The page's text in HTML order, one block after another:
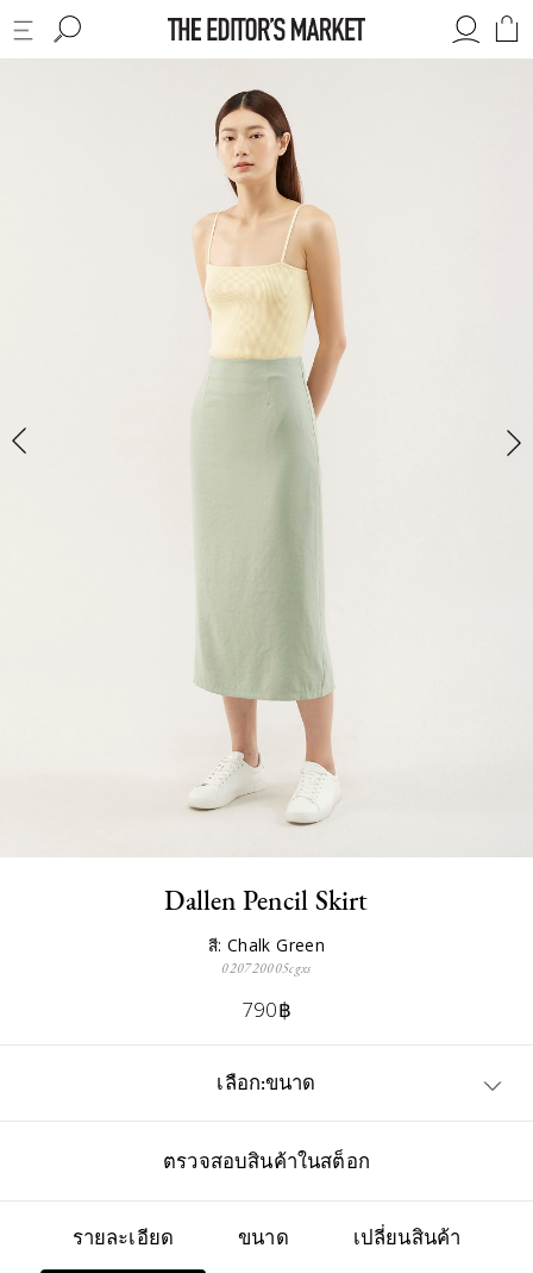
Dallen Pencil Skirt
สี: Chalk Green
020720005cgxs
790฿
เลือก:ขนาด
ตรวจสอบสินค้าในสต็อก
รายละเอียด ขนาด เปลี่ยนสินค้า